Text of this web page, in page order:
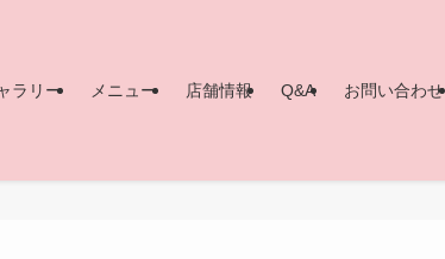
ラリー メニュー 店舗情報 Q&A お問い合わせ